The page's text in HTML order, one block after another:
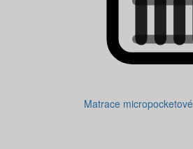
Matrace micropocketové